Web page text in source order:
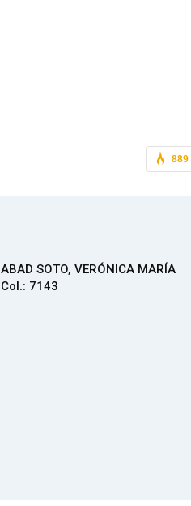
889
ABAD SOTO, VERÓNICA MARÍA
Col.: 7143